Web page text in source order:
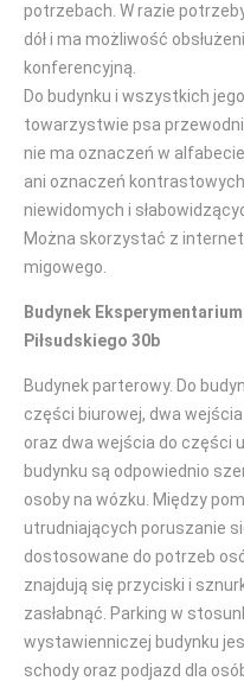
potrzebach. W razie
dół i ma możliwość
konferencyjną.
Do budynku i wszystkich
towarzystwie psa
nie ma oznaczeń w
ani oznaczeń
niewidomych i
Można skorzystać z
migowego.
Budynek
Piłsudskiego 30b
Budynek parterowy. Do
części biurowej, dwa
oraz dwa wejścia do części
budynku są odpowiednio
osoby na wózku. Między
utrudniających poruszanie
dostosowane do potrzeb
znajdują się przyciski i
zasłabnąć. Parking w
wystawienniczej budynku
schody oraz podjazd dla